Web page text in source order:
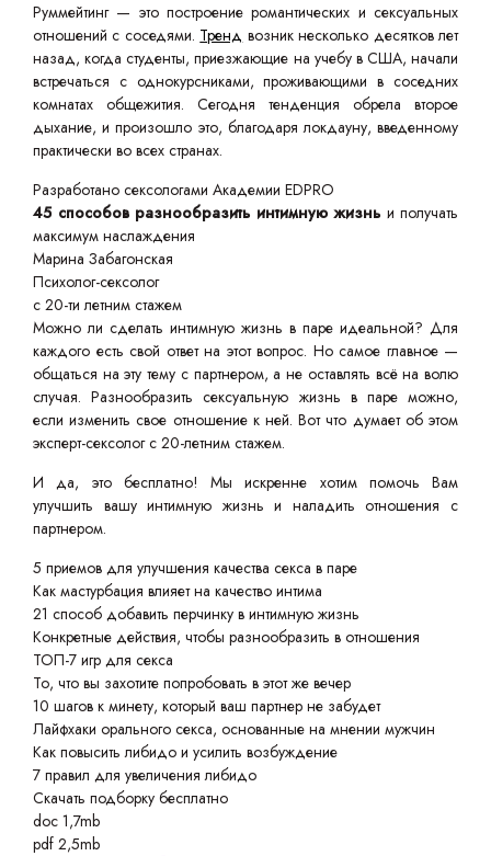
Руммейтинг — это построение романтических и сексуальных
отношений с соседями. Тренд возник несколько десятков лет
назад, когда студенты, приезжающие на учебу в США, начали
встречаться с однокурсниками, проживающими в соседних
комнатах общежития. Сегодня тенденция обрела второе
дыхание, и произошло это, благодаря локдауну, введенному
практически во всех странах.
Разработано сексологами Академии EDPRO
45 способов разнообразить интимную жизнь и получать
максимум наслаждения
Марина Забагонская
Психолог-сексолог
с 20-ти летним стажем
Можно ли сделать интимную жизнь в паре идеальной? Для
каждого есть свой ответ на этот вопрос. Но самое главное —
общаться на эту тему с партнером, а не оставлять всё на волю
случая. Разнообразить сексуальную жизнь в паре можно,
если изменить свое отношение к ней. Вот что думает об этом
эксперт-сексолог с 20-летним стажем.
И да, это бесплатно! Мы искренне хотим помочь Вам
улучшить вашу интимную жизнь и наладить отношения с
партнером.
5 приемов для улучшения качества секса в паре
Как мастурбация влияет на качество интима
21 способ добавить перчинку в интимную жизнь
Конкретные действия, чтобы разнообразить в отношения
ТОП-7 игр для секса
То, что вы захотите попробовать в этот же вечер
10 шагов к минету, который ваш партнер не забудет
Лайфхаки орального секса, основанные на мнении мужчин
Как повысить либидо и усилить возбуждение
7 правил для увеличения либидо
Скачать подборку бесплатно
doc 1,7mb
pdf 2,5mb